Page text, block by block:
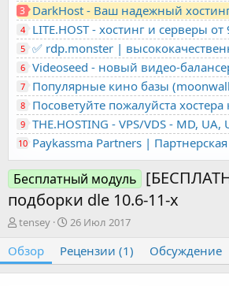
3
4
5
6
7
8
9
10 Paykassma Partners |
Бесплатный модуль
подборки dle 10.6-11-x
А
т
о
р
tensey
Д
т
а
с
26 Июл 2017
Обзор Рецензии (1) Обсуждение